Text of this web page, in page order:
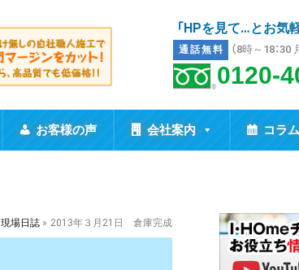
「HPを見て…とお気
通話無料 （8時～18：30
0120-
お客様の声 会社案内 コラム
現場日誌 2013年３月21日 倉庫完成